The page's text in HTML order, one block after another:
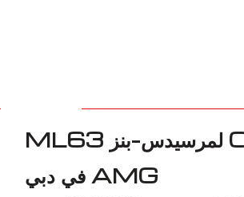
شريكك الموثوق لاستبدال مفصل CV لمرسيدس-بنز ML63
AMG في دبي